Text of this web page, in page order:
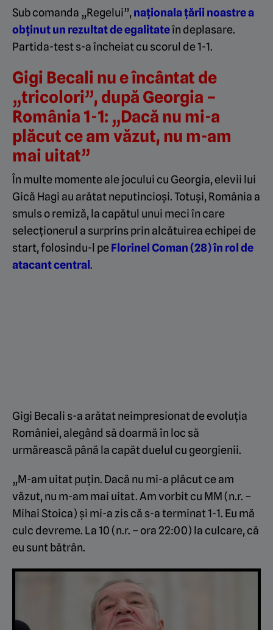
Sub comanda „Regelui”, naționala țării noastre a
obținut un rezultat de egalitateîn deplasare.
Partida-test s-a încheiat cu scorul de 1-1.
Gigi Becali nu e încântat de
„tricolori”, după Georgia –
România 1-1: „Dacă nu mi-a
plăcut ce am văzut, nu m-am
mai uitat”
În multe momente ale jocului cu Georgia, elevii lui
Gică Hagi au arătat neputincioși. Totuși, România a
smuls o remiză, la capătul unui meci în care
selecționerul a surprins prin alcătuirea echipei de
start, folosindu-l peFlorinel Coman (28) în rol de
atacant central.
Gigi Becali s-a arătat neimpresionat de evoluția
României, alegând să doarmă în loc să
urmărească până la capăt duelul cu georgienii.
„M-am uitat puțin. Dacă nu mi-a plăcut ce am
văzut, nu m-am mai uitat. Am vorbit cu MM (n.r. –
Mihai Stoica) și mi-a zis că s-a terminat 1-1. Eu mă
culc devreme. La 10 (n.r. – ora 22:00) la culcare, că
eu sunt bătrân.